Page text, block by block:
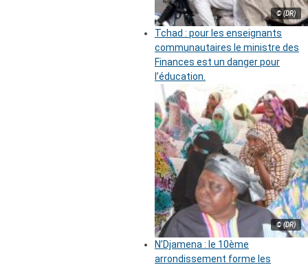
© (DR)
Tchad : pour les enseignants
communautaires le ministre des
Finances est un danger pour
l’éducation.
© (DR)
N’Djamena : le 10ème
arrondissement forme les